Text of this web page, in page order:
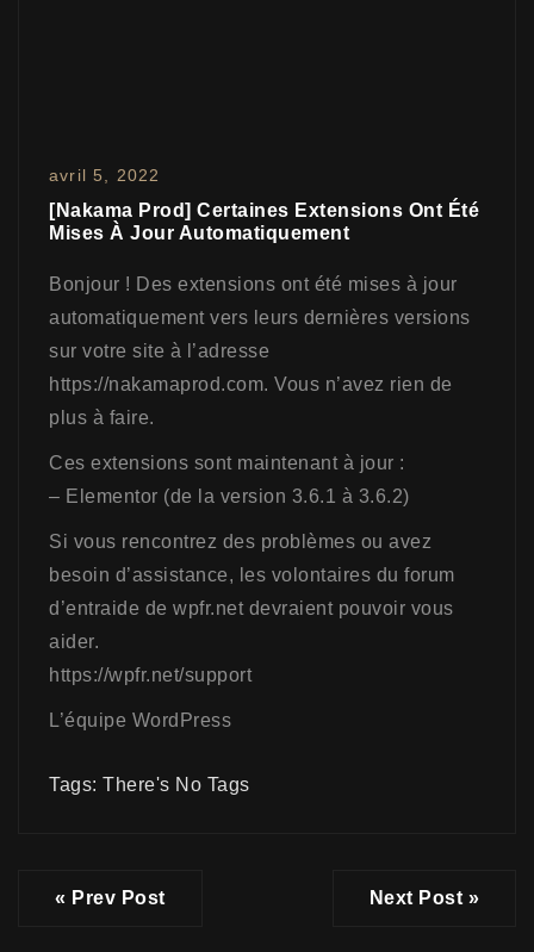
avril 5, 2022
[Nakama Prod] Certaines Extensions Ont Été
Mises À Jour Automatiquement
Bonjour ! Des extensions ont été mises à jour
automatiquement vers leurs dernières versions
sur votre site à l’adresse
https://nakamaprod.com. Vous n’avez rien de
plus à faire.
Ces extensions sont maintenant à jour :
– Elementor (de la version 3.6.1 à 3.6.2)
Si vous rencontrez des problèmes ou avez
besoin d’assistance, les volontaires du forum
d’entraide de wpfr.net devraient pouvoir vous
aider.
https://wpfr.net/support
L’équipe WordPress
Tags: There's No Tags
« Prev Post Next Post »